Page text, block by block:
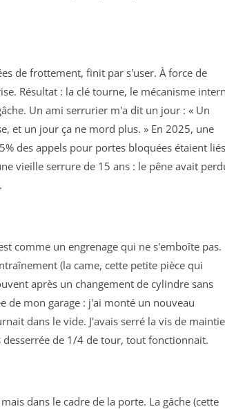
de frottement, finit par s'user. À force de
Résultat : la clé tourne, le mécanisme
Un ami serrurier m'a dit un jour : « Un
et un jour ça ne mord plus. » En 2025, une
des appels pour portes bloquées étaient liés
vieille serrure de 15 ans : le pêne avait
comme un engrenage qui ne s'emboîte pas.
(la came, cette petite pièce qui
après un changement de cylindre sans
de mon garage : j'ai monté un nouveau
dans le vide. J'avais serré la vis de
de 1/4 de tour, tout fonctionnait.
dans le cadre de la porte. La gâche (cette